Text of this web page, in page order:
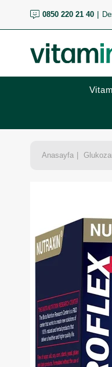
0850 220 21 40
Anasayfa